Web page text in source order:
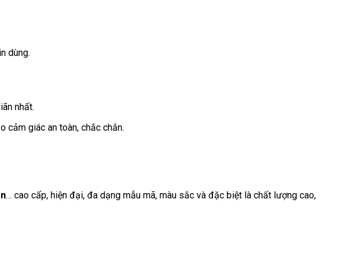
dùng.
nhất.
giác an toàn, chắc chắn.
… cao cấp, hiện đại, đa dạng mẫu mã, màu sắc và đặc biệt là chất lượng cao,